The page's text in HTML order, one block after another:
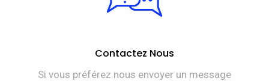
Contactez Nous
Si vous préférez nous envoyer un message